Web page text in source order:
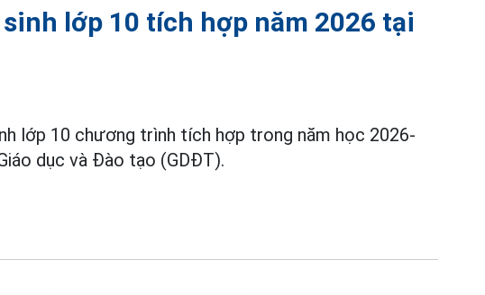
lớp 10 tích hợp năm 2026 tại
lớp 10 chương trình tích hợp trong năm học 2026-
dục và Đào tạo (GDĐT).